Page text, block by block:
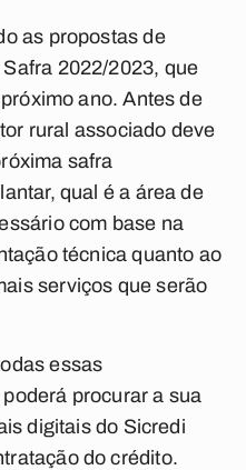
as propostas de
2022/2023, que
ano. Antes de
rural associado deve
safra
qual é a área de
com base na
técnica quanto ao
serviços que serão
essas
procurar a sua
digitais do Sicredi
do crédito.